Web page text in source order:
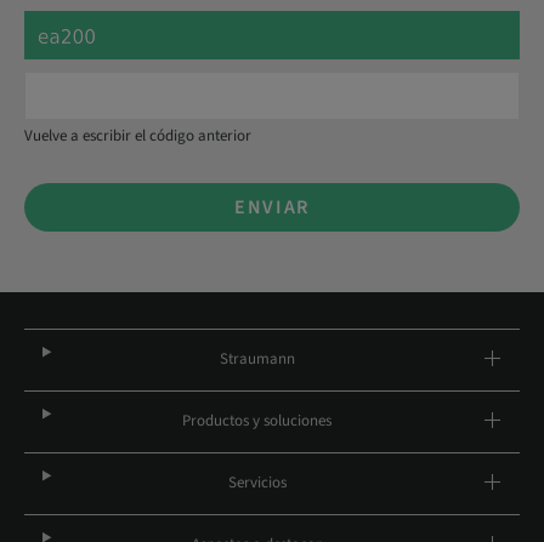
Vuelve a escribir el código anterior
ENVIAR
Straumann
Productos y soluciones
Servicios